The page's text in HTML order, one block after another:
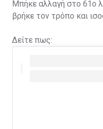
Μπήκε αλλαγή στο 61ο
βρήκε τον τρόπο και
Δείτε πως: